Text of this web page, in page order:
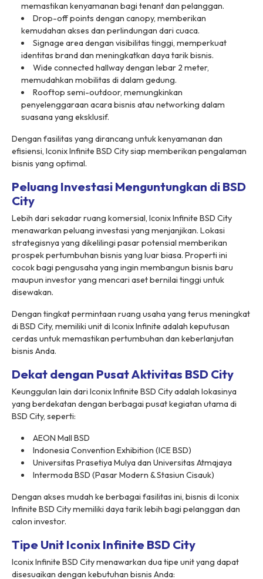
memastikan kenyamanan bagi tenant dan pelanggan.
Drop-off points dengan canopy, memberikan
kemudahan akses dan perlindungan dari cuaca.
Signage area dengan visibilitas tinggi, memperkuat
identitas brand dan meningkatkan daya tarik bisnis.
Wide connected hallway dengan lebar 2 meter,
memudahkan mobilitas di dalam gedung.
Rooftop semi-outdoor, memungkinkan
penyelenggaraan acara bisnis atau networking dalam
suasana yang eksklusif.
Dengan fasilitas yang dirancang untuk kenyamanan dan
efisiensi, Iconix Infinite BSD City siap memberikan pengalaman
bisnis yang optimal.
Peluang Investasi Menguntungkan di BSD
City
Lebih dari sekadar ruang komersial, Iconix Infinite BSD City
menawarkan peluang investasi yang menjanjikan. Lokasi
strategisnya yang dikelilingi pasar potensial memberikan
prospek pertumbuhan bisnis yang luar biasa. Properti ini
cocok bagi pengusaha yang ingin membangun bisnis baru
maupun investor yang mencari aset bernilai tinggi untuk
disewakan.
Dengan tingkat permintaan ruang usaha yang terus meningkat
di BSD City, memiliki unit di Iconix Infinite adalah keputusan
cerdas untuk memastikan pertumbuhan dan keberlanjutan
bisnis Anda.
Dekat dengan Pusat Aktivitas BSD City
Keunggulan lain dari Iconix Infinite BSD City adalah lokasinya
yang berdekatan dengan berbagai pusat kegiatan utama di
BSD City, seperti:
AEON Mall BSD
Indonesia Convention Exhibition (ICE BSD)
Universitas Prasetiya Mulya dan Universitas Atmajaya
Intermoda BSD (Pasar Modern & Stasiun Cisauk)
Dengan akses mudah ke berbagai fasilitas ini, bisnis di Iconix
Infinite BSD City memiliki daya tarik lebih bagi pelanggan dan
calon investor.
Tipe Unit Iconix Infinite BSD City
Iconix Infinite BSD City menawarkan dua tipe unit yang dapat
disesuaikan dengan kebutuhan bisnis Anda: